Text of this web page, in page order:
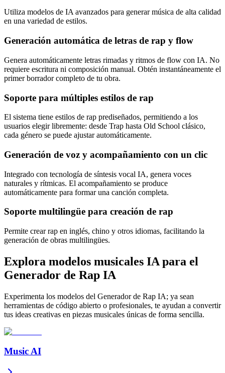
Utiliza modelos de IA avanzados para generar música de alta calidad
en una variedad de estilos.
Generación automática de letras de rap y flow
Genera automáticamente letras rimadas y ritmos de flow con IA. No
requiere escritura ni composición manual. Obtén instantáneamente el
primer borrador completo de tu obra.
Soporte para múltiples estilos de rap
El sistema tiene estilos de rap prediseñados, permitiendo a los
usuarios elegir libremente: desde Trap hasta Old School clásico,
cada género se puede ajustar automáticamente.
Generación de voz y acompañamiento con un clic
Integrado con tecnología de síntesis vocal IA, genera voces
naturales y rítmicas. El acompañamiento se produce
automáticamente para formar una canción completa.
Soporte multilingüe para creación de rap
Permite crear rap en inglés, chino y otros idiomas, facilitando la
generación de obras multilingües.
Explora modelos musicales IA para el
Generador de Rap IA
Experimenta los modelos del Generador de Rap IA; ya sean
herramientas de código abierto o profesionales, te ayudan a convertir
tus ideas creativas en piezas musicales únicas de forma sencilla.
Music AI